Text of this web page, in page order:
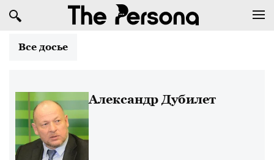
Все досье
Александр Дубилет